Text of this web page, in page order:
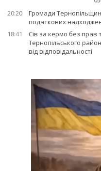
20:20
Громади
податкових
18:41
Сів за кермо без прав
Тернопільського
від відповідальності